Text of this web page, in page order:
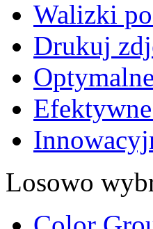
Walizki
Drukuj
Losowo